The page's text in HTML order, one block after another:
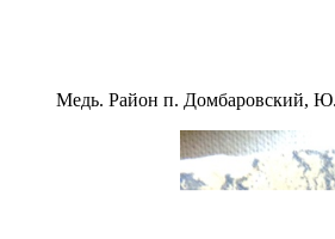
Медь. Район п. Домбаровский,